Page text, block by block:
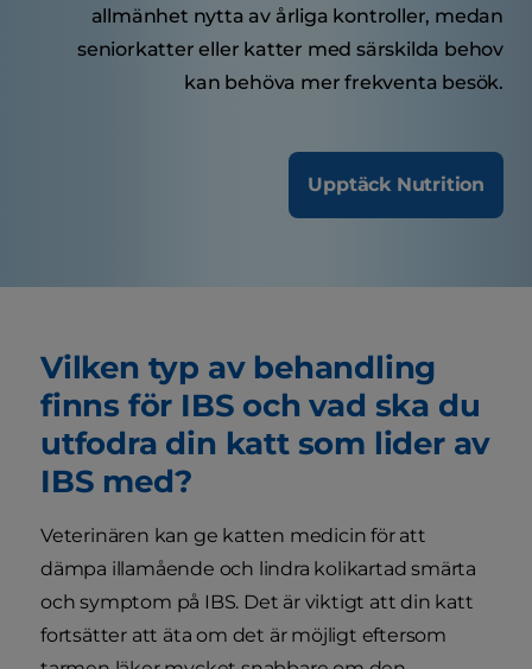
allmänhet nytta av årliga kontroller, medan
seniorkatter eller katter med särskilda behov
kan behöva mer frekventa besök.
Upptäck Nutrition
Vilken typ av behandling
finns för IBS och vad ska du
utfodra din katt som lider av
IBS med?
Veterinären kan ge katten medicin för att
dämpa illamående och lindra kolikartad smärta
och symptom på IBS. Det är viktigt att din katt
fortsätter att äta om det är möjligt eftersom